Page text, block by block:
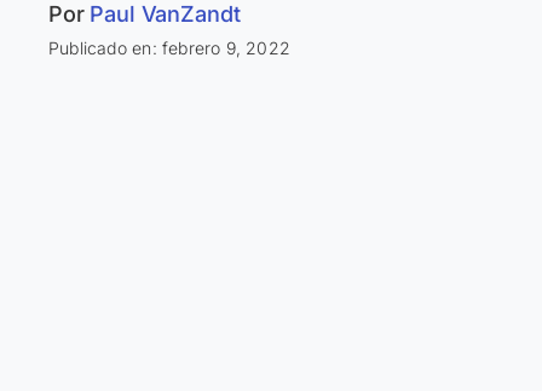
Por Paul VanZandt
Publicado en: febrero 9, 2022